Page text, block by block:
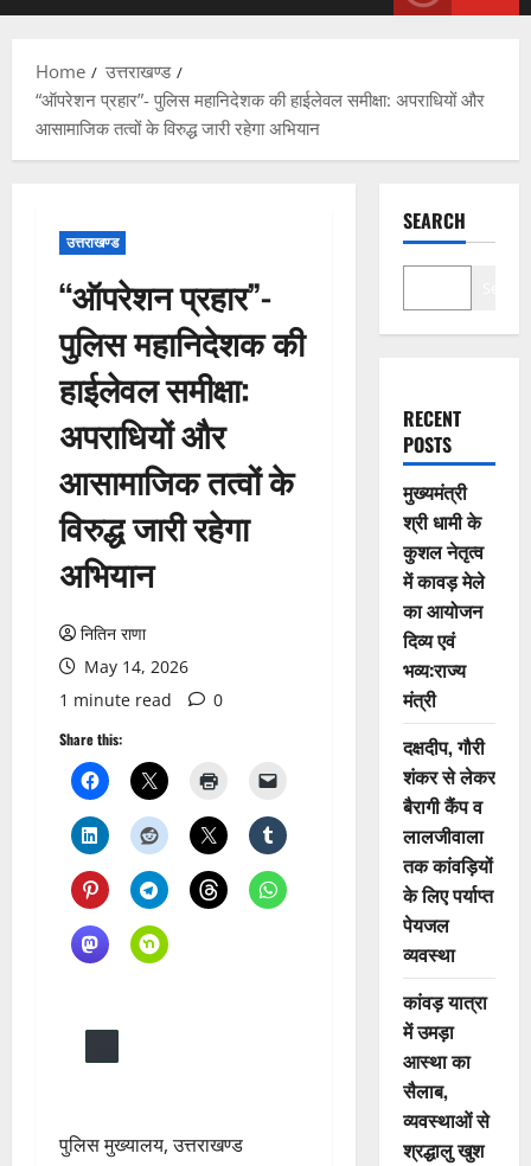
Home
उत्तराखण्ड
“ऑपरेशन प्रहार”- पुलिस महानिदेशक की हाईलेवल समीक्षा: अपराधियों और
आसामाजिक तत्वों के विरुद्ध जारी रहेगा अभियान
उत्तराखण्ड
“ऑपरेशन प्रहार”-
पुलिस महानिदेशक की
हाईलेवल समीक्षा:
अपराधियों और
आसामाजिक तत्वों के
विरुद्ध जारी रहेगा
अभियान
नितिन राणा
May 14, 2026
1 minute read
0
Share this:
पुलिस मुख्यालय, उत्तराखण्ड
SEARCH
RECENT
POSTS
मुख्यमंत्री
श्री धामी के
कुशल नेतृत्व
में कावड़ मेले
का आयोजन
दिव्य एवं
भव्य:राज्य
मंत्री
दक्षदीप, गौरी
शंकर से लेकर
बैरागी कैंप व
लालजीवाला
तक कांवड़ियों
के लिए पर्याप्त
पेयजल
व्यवस्था
कांवड़ यात्रा
में उमड़ा
आस्था का
सैलाब,
व्यवस्थाओं से
श्रद्धालु खुश